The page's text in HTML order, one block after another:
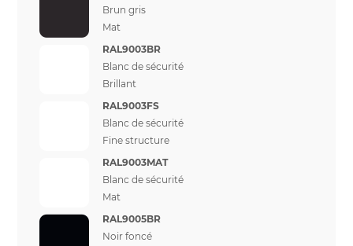
Brun gris
Mat
RAL9003BR
Blanc de sécurité
Brillant
RAL9003FS
Blanc de sécurité
Fine structure
RAL9003MAT
Blanc de sécurité
Mat
RAL9005BR
Noir foncé